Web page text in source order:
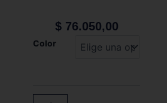
$76.050,00
Color
BP